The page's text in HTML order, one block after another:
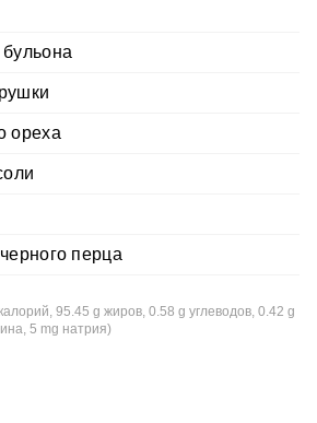
ореха
перца
95.45 g жиров, 0.58 g углеводов, 0.42 g
5 mg натрия)